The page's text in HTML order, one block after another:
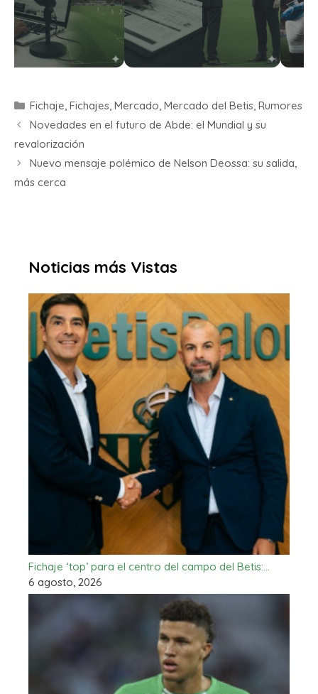
Fichaje Fichajes Mercado Mercado del Betis Rumores
Novedades en el futuro de Abde: el Mundial y su
revalorización
Nuevo mensaje polémico de Nelson Deossa: su salida,
más cerca
Noticias más Vistas
Fichaje ‘top’ para el centro del campo del Betis:…
6 agosto, 2026